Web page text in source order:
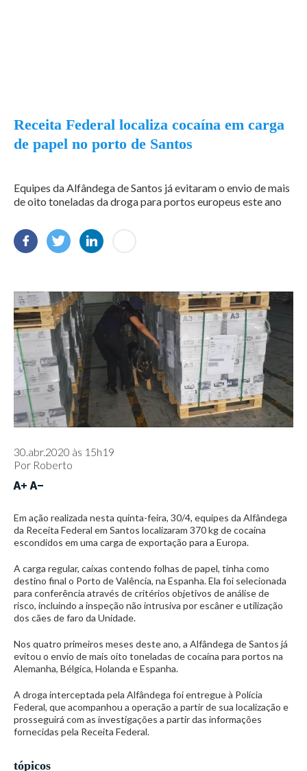
Receita Federal localiza cocaína em carga
de papel no porto de Santos
Equipes da Alfândega de Santos já evitaram o envio de mais
de oito toneladas da droga para portos europeus este ano
30.abr.2020 às 15h19
Por Roberto
Em ação realizada nesta quinta-feira, 30/4, equipes da Alfândega
da Receita Federal em Santos localizaram 370 kg de cocaína
escondidos em uma carga de exportação para a Europa.
A carga regular, caixas contendo folhas de papel, tinha como
destino final o Porto de Valência, na Espanha. Ela foi selecionada
para conferência através de critérios objetivos de análise de
risco, incluindo a inspeção não intrusiva por escâner e utilização
dos cães de faro da Unidade.
Nos quatro primeiros meses deste ano, a Alfândega de Santos já
evitou o envio de mais oito toneladas de cocaína para portos na
Alemanha, Bélgica, Holanda e Espanha.
A droga interceptada pela Alfândega foi entregue à Polícia
Federal, que acompanhou a operação a partir de sua localização e
prosseguirá com as investigações a partir das informações
fornecidas pela Receita Federal.
tópicos